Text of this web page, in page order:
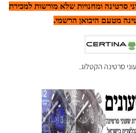
סרטינה ומחנויות שלא מורשות למכירת
מטעם היבואן הרשמי.
סרטינה הקטלוג.